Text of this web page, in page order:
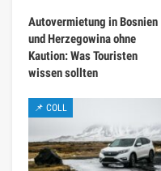
Autovermietung in Bosnien
und Herzegowina ohne
Kaution: Was Touristen
wissen sollten
📌 COLL